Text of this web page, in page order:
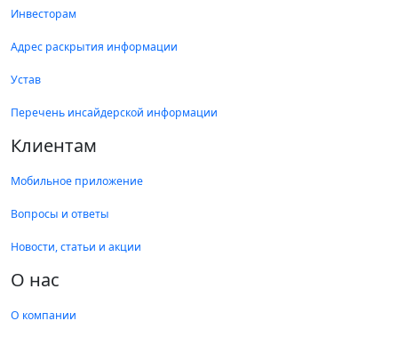
Инвесторам
Адрес раскрытия информации
Устав
Перечень инсайдерской информации
Клиентам
Мобильное приложение
Вопросы и ответы
Новости, статьи и акции
О нас
О компании